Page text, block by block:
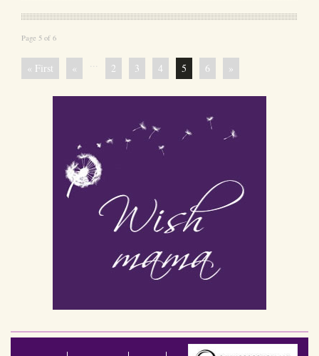
Page 5 of 6
« First « ... 2 3 4 5 6 »